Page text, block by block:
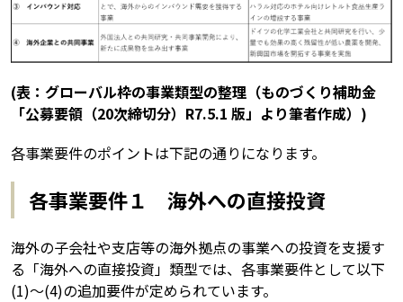
(表：グローバル枠の事業類型の整理（ものづくり補助金
「公募要領（20次締切分）R7.5.1 版」より筆者作成）)
各事業要件のポイントは下記の通りになります。
各事業要件１ 海外への直接投資
海外の子会社や支店等の海外拠点の事業への投資を支援す
る「海外への直接投資」類型では、各事業要件として以下
(1)～(4)の追加要件が定められています。